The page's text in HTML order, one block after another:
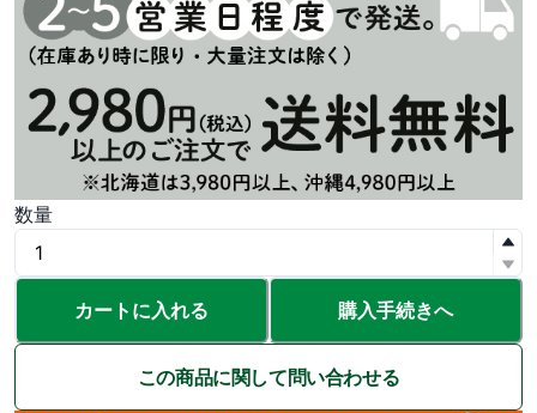
数量
カートに入れる 購入手続きへ
この商品に関して問い合わせる